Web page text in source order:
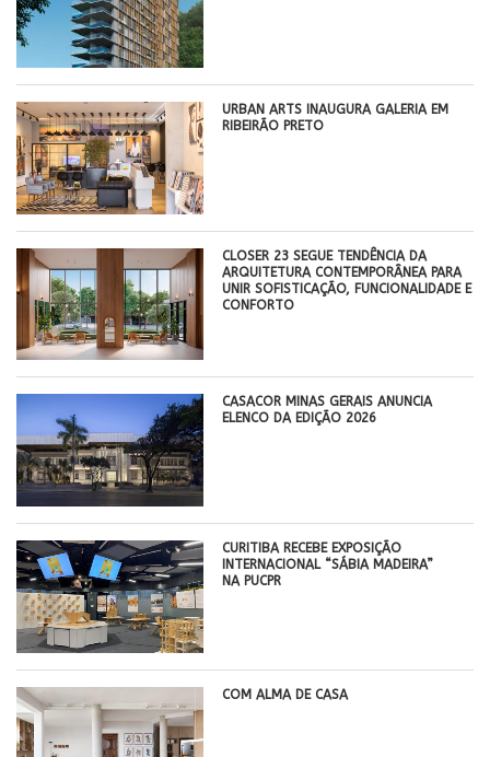
​URBAN ARTS INAUGURA GALERIA EM
RIBEIRÃO PRETO
CLOSER 23 SEGUE TENDÊNCIA DA
ARQUITETURA CONTEMPORÂNEA PARA
UNIR SOFISTICAÇÃO, FUNCIONALIDADE E
CONFORTO
CASACOR MINAS GERAIS ANUNCIA
ELENCO DA EDIÇÃO 2026
CURITIBA RECEBE EXPOSIÇÃO
INTERNACIONAL “SÁBIA MADEIRA”
NA PUCPR
COM ALMA DE CASA